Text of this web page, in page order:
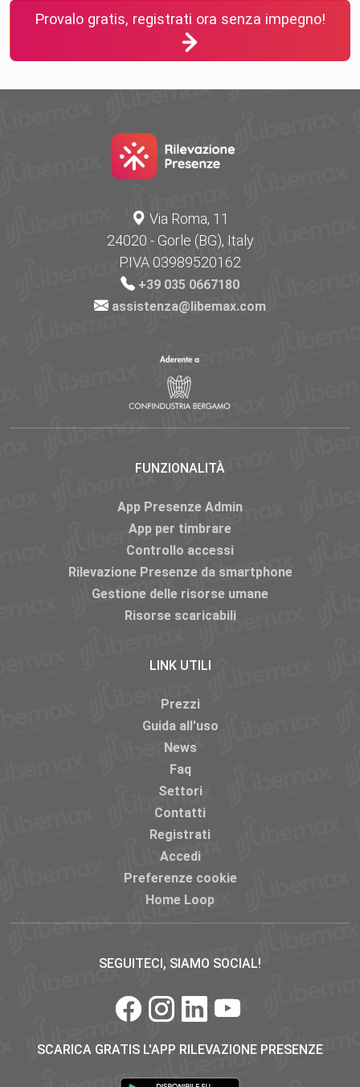
Provalo gratis, registrati ora senza impegno!
Via Roma, 11
24020 - Gorle (BG), Italy
P.IVA 03989520162
+39 035 0667180
assistenza@libemax.com
FUNZIONALITÀ
App Presenze Admin
App per timbrare
Controllo accessi
Rilevazione Presenze da smartphone
Gestione delle risorse umane
Risorse scaricabili
LINK UTILI
Prezzi
Guida all'uso
News
Faq
Settori
Contatti
Registrati
Accedi
Preferenze cookie
Home Loop
SEGUITECI, SIAMO SOCIAL!
SCARICA GRATIS L'APP RILEVAZIONE PRESENZE